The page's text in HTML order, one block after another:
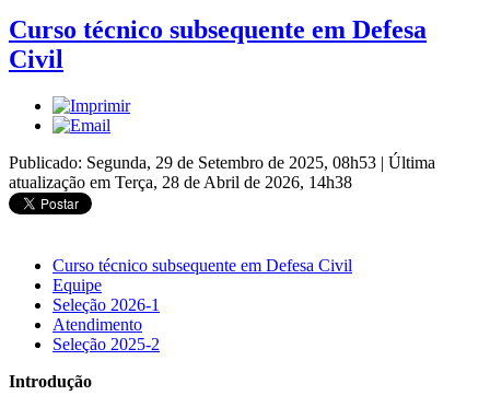
Curso técnico subsequente em Defesa
Civil
Publicado: Segunda, 29 de Setembro de 2025, 08h53 | Última
atualização em Terça, 28 de Abril de 2026, 14h38
Curso técnico subsequente em Defesa Civil
Equipe
Seleção 2026-1
Atendimento
Seleção 2025-2
Introdução